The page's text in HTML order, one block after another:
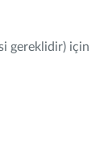
gereklidir) için